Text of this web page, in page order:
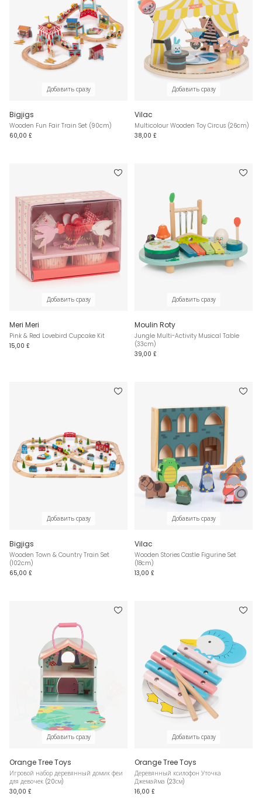
Добавить сразу
Bigjigs
Wooden Fun Fair Train Set (90cm)
60,00 £
Добавить сразу
Vilac
Multicolour Wooden Toy Circus (26cm)
38,00 £
Добавить сразу
Meri Meri
Pink & Red Lovebird Cupcake Kit
15,00 £
Добавить сразу
Moulin Roty
Jungle Multi-Activity Musical Table
(33cm)
39,00 £
Добавить сразу
Bigjigs
Wooden Town & Country Train Set
(102cm)
65,00 £
Добавить сразу
Vilac
Wooden Stories Castle Figurine Set
(18cm)
13,00 £
Добавить сразу
Orange Tree Toys
Игровой набор деревянный домик феи
для девочек (20см)
30,00 £
Добавить сразу
Orange Tree Toys
Деревянный ксилофон Уточка
Джемайма (23см)
16,00 £